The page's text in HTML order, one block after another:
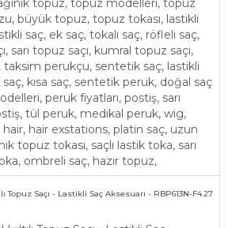
topuz, topuz modelleri, topuz
büyük topuz, topuz tokası, lastikli
saç, ek saç, tokalı saç, röfleli saç,
sarı topuz saçı, kumral topuz saçı,
perukçu, sentetik saç, lastikli
saç, kısa saç, sentetik peruk, doğal saç
peruk fiyatları, postiş, sarı
tül peruk, medikal peruk, wig,
hair exstations, platin saç, uzun
topuz tokası, saçlı lastik toka, sarı
ombreli saç, hazır topuz,
Topuz Saçı - Lastikli Saç Aksesuarı - RBP613N-F4.27